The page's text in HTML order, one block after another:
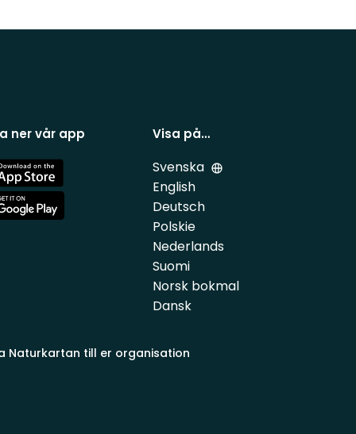
ner vår app Visa på…
Svenska
English
Deutsch
Polskie
Nederlands
Suomi
Norsk bokmal
Dansk
Naturkartan till er organisation